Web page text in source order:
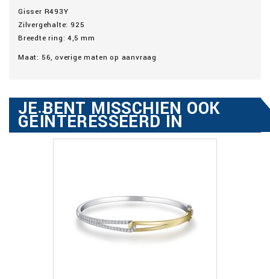
Gisser R493Y
Zilvergehalte: 925
Breedte ring: 4,5 mm
Maat: 56, overige maten op aanvraag
JE BENT MISSCHIEN OOK
GEÏNTERESSEERD IN